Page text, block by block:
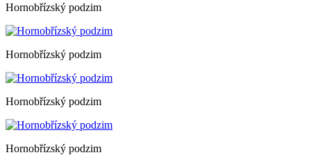
Hornobřízský podzim
Hornobřízský podzim
Hornobřízský podzim
Hornobřízský podzim